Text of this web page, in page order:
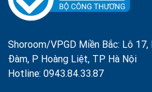
Shoroom/VPGD Miền Bắc: Lô
Đàm, P Hoàng Liệt, TP Hà Nội
Hotline: 0943.84.33.87